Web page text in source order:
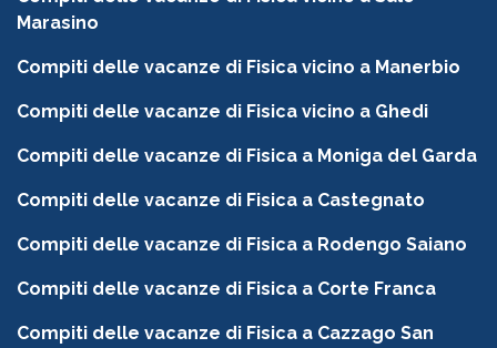
Marasino
Compiti delle vacanze di Fisica vicino a Manerbio
Compiti delle vacanze di Fisica vicino a Ghedi
Compiti delle vacanze di Fisica a Moniga del Garda
Compiti delle vacanze di Fisica a Castegnato
Compiti delle vacanze di Fisica a Rodengo Saiano
Compiti delle vacanze di Fisica a Corte Franca
Compiti delle vacanze di Fisica a Cazzago San